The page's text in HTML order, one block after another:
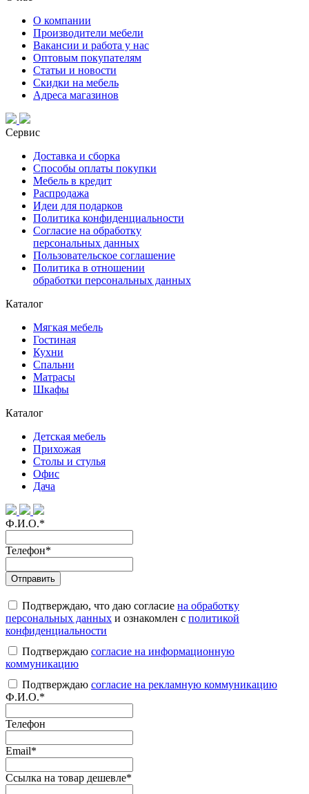
О компании
Производители мебели
Вакансии и работа у нас
Оптовым покупателям
Статьи и новости
Скидки на мебель
Адреса магазинов
Сервис
Доставка и сборка
Способы оплаты покупки
Мебель в кредит
Распродажа
Идеи для подарков
Политика конфиденциальности
Согласие на обработку
персональных данных
Пользовательское соглашение
Политика в отношении
обработки персональных данных
Каталог
Мягкая мебель
Гостиная
Кухни
Спальни
Матрасы
Шкафы
Каталог
Детская мебель
Прихожая
Столы и стулья
Офис
Дача
Ф.И.О.*
Телефон*
Подтверждаю, что даю согласие на обработку
персональных данных и ознакомлен с политикой
конфиденциальности
Подтверждаю согласие на информационную
коммуникацию
Подтверждаю согласие на рекламную коммуникацию
Ф.И.О.*
Телефон
Email*
Ссылка на товар дешевле*